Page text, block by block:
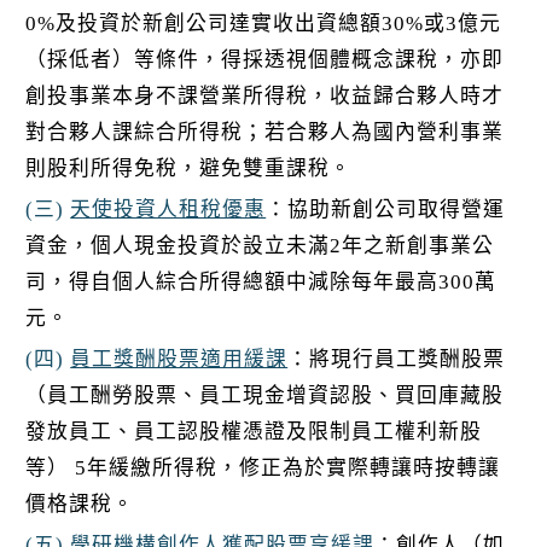
0%及投資於新創公司達實收出資總額30%或3億元
（採低者）等條件，得採透視個體概念課稅，亦即
創投事業本身不課營業所得稅，收益歸合夥人時才
對合夥人課綜合所得稅；若合夥人為國內營利事業
則股利所得免稅，避免雙重課稅。
(三) 天使投資人租稅優惠 ：協助新創公司取得營運
資金，個人現金投資於設立未滿2年之新創事業公
司，得自個人綜合所得總額中減除每年最高300萬
元。
(四) 員工獎酬股票適用緩課 ：將現行員工獎酬股票
（員工酬勞股票、員工現金增資認股、買回庫藏股
發放員工、員工認股權憑證及限制員工權利新股
等） 5年緩繳所得稅，修正為於實際轉讓時按轉讓
價格課稅。